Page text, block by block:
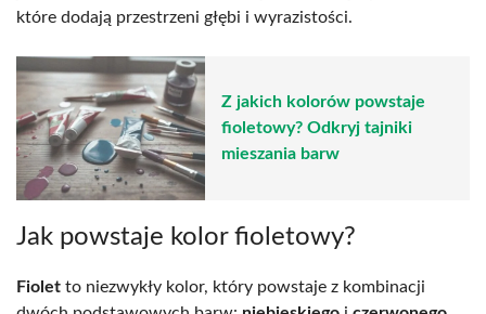
które dodają przestrzeni głębi i wyrazistości.
Z jakich kolorów powstaje
fioletowy? Odkryj tajniki
mieszania barw
Jak powstaje kolor fioletowy?
Fiolet to niezwykły kolor, który powstaje z kombinacji